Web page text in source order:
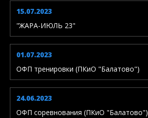
15.07.2023
"ЖАРА-ИЮЛЬ 23"
01.07.2023
ОФП тренировки (ПКиО "Балатово")
24.06.2023
ОФП соревнования (ПКиО "Балатово")